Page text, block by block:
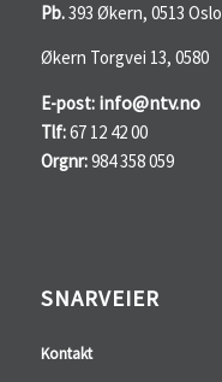
Pb.393 Økern, 0513 Oslo
Økern Torgvei 13, 0580
E-post: info@ntv.no
Tlf:67 12 42 00
Orgnr:984 358 059
SNARVEIER
Kontakt